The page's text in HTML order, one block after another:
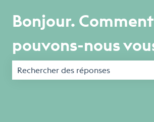
Bonjour. Comment
pouvons-nous